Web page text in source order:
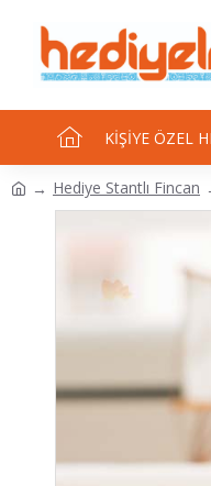
KIŞIYE ÖZEL
Hediye Stantlı Fincan